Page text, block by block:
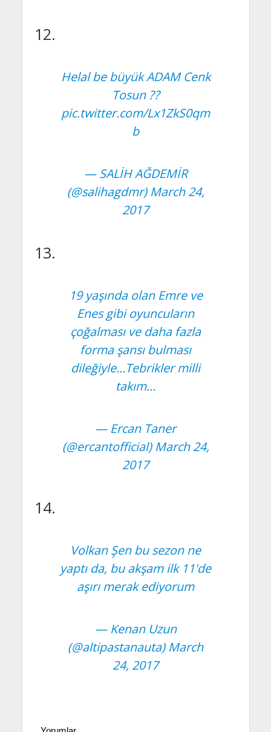
12.
Helal be büyük ADAM Cenk
Tosun ??
pic.twitter.com/Lx1ZkS0qm
b
— SALİH AĞDEMİR
(@salihagdmr) March 24,
2017
13.
19 yaşında olan Emre ve
Enes gibi oyuncuların
çoğalması ve daha fazla
forma şansı bulması
dileğiyle…Tebrikler milli
takım…
— Ercan Taner
(@ercantofficial) March 24,
2017
14.
Volkan Şen bu sezon ne
yaptı da, bu akşam ilk 11'de
aşırı merak ediyorum
— Kenan Uzun
(@altipastanauta) March
24, 2017